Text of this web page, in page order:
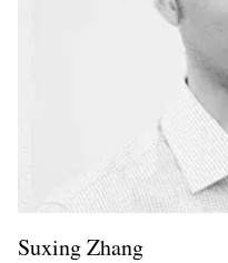
Suxing Zhang